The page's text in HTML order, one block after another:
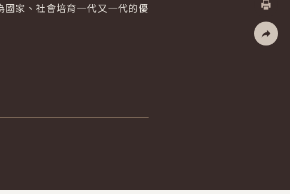
列印
家、社會培育一代又一代的優